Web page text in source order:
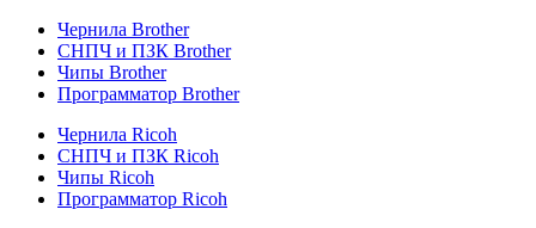
Чернила Brother
СНПЧ и ПЗК Brother
Чипы Brother
Программатор Brother
Чернила Ricoh
СНПЧ и ПЗК Ricoh
Чипы Ricoh
Программатор Ricoh